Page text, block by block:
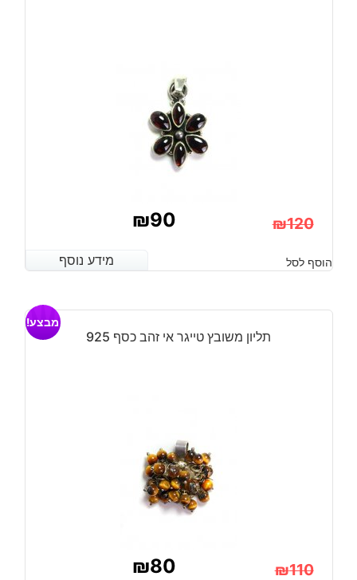
₪120
המקורי
היה:
₪120.
₪90
הנוכחי
הוא:
מידע נוסף הוסף לסל מידע נוסף
תליון משובץ טייגר אי זהב כסף 925
מבצע!
₪110
₪80